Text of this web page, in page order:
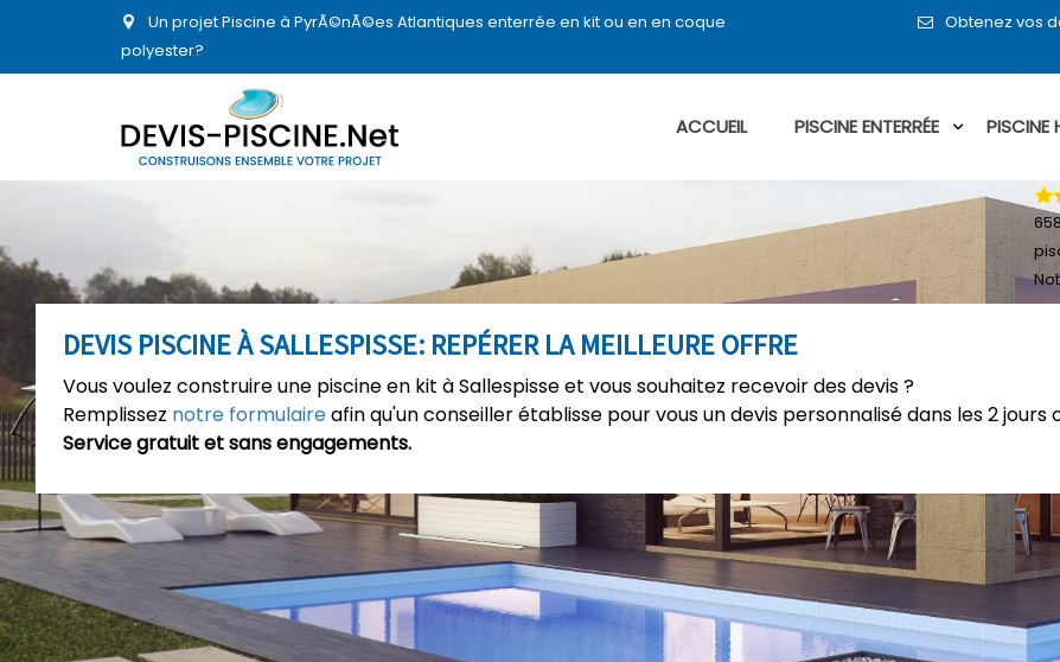
Un projet Piscine à PyrÃ©nÃ©es Atlantiques enterrée en kit ou en en coque
polyester?
Obtenez vos
ACCUEIL PISCINE ENTERRÉE PISCINE
DEVIS PISCINE À SALLESPISSE: REPÉRER LA MEILLEURE OFFRE
Vous voulez construire une piscine en kit à Sallespisse et vous souhaitez recevoir des devis ?
Remplissez notre formulaireafin qu'un conseiller établisse pour vous un devis personnalisé dans les 2 jours
Service gratuit et sans engagements.